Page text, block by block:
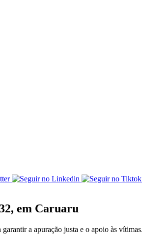
em Caruaru
a apuração justa e o apoio às vítimas.